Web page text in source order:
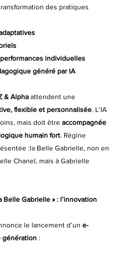
des pratiques
individuelles
généré par IA
& Alpha attendent une
flexible et personnalisée. L’IA
mais doit être accompagnée
humain fort. Régine
:la Belle Gabrielle, non en
Chanel, mais à Gabrielle
Belle Gabrielle » : l’innovation
le lancement d’un e-
génération :